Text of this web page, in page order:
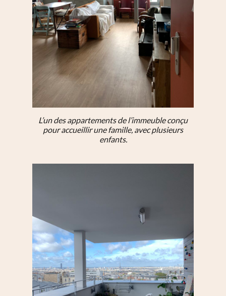
L’un des appartements de l’immeuble conçu
pour accueillir une famille, avec plusieurs
enfants.